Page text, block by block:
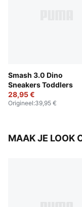
Smash 3.0 Dino
Sneakers Toddlers
28,95 €
Origineel:39,95 €
MAAK JE LOOK